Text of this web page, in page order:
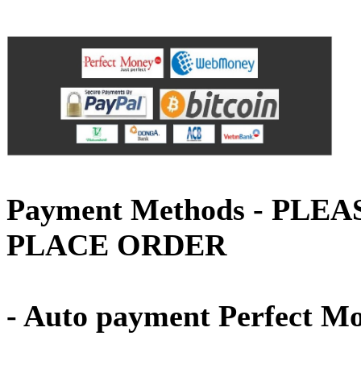
Payment Methods -
PLACE ORDER
- Auto payment Perfect